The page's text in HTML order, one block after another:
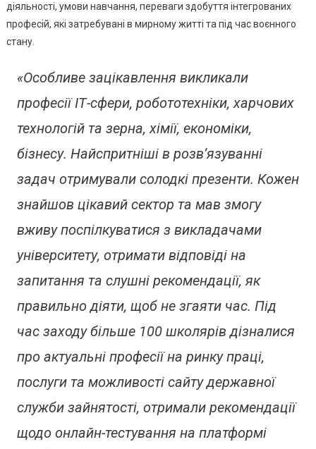
діяльності, умови навчання, переваги здобуття інтегрованих
професій, які затребувані в мирному житті та під час воєнного
стану.
«Особливе зацікавлення викликали
професії ІТ-сфери, робототехніки, харчових
технологій та зерна, хімії, економіки,
бізнесу. Найспритніші в розв’язуванні
задач отримували солодкі презенти. Кожен
знайшов цікавий сектор та мав змогу
вживу поспілкуватися з викладачами
університету, отримати відповіді на
запитання та слушні рекомендації, як
правильно діяти, щоб не згаяти час. Під
час заходу більше 100 школярів дізналися
про актуальні професії на ринку праці,
послуги та можливості сайту державної
служби зайнятості, отримали рекомендації
щодо онлайн-тестування на платформі